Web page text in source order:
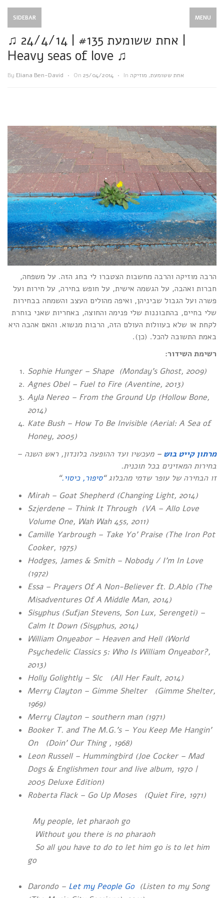
SIDEBAR MENU
♫ אחת ששומעת #135 | 24/4/14 |
Heavy seas of love ♫
By Eliana Ben-David • On 25/04/2014 • In אחת ששומעת, מוזיקה
הרבה מוזיקה והרבה מחשבות הצטברו לי בחג הזה. על משפחה,
חברות ואהבה, על הגשמה אישית, על חופש בחירה, על חירות ועל
פשרה ועל הגבול שביניהן, ואיפה מהולים העצב והשמחה בבחירות
שלי בחיים, בהתבוננות שלי פנימה והחוצה, באחריות שאני בוחרת
לקחת או שלא בעוולות העולם הזה, הרבות מנשוא. והאם אהבה היא
באמת התשובה להכל. (כן).
רשימת השידור:
Sophie Hunger – Shape (Monday’s Ghost, 2009)
Agnes Obel – Fuel to Fire (Aventine, 2013)
Ayla Nereo – From the Ground Up (Hollow Bone,
2014)
Kate Bush – How To Be Invisible (Aerial: A Sea of
Honey, 2005)
מרתון קייט בוש – מעכשיו ועד ההופעה בלונדון, ראש השנה –
בחירות המאזינים בכל תוכנית.
זו הבחירה של עופר שדמי מהבלוג “סיפור, כיסוי.“
Mirah – Goat Shepherd (Changing Light, 2014)
Szjerdene – Think It Through (VA – Allo Love
Volume One, Wah Wah 45s, 2011)
Camille Yarbrough – Take Yo’ Praise (The Iron Pot
Cooker, 1975)
Hodges, James & Smith – Nobody / I’m In Love
(1972)
Essa – Prayers Of A Non-Believer ft. D.Ablo (The
Misadventures Of A Middle Man, 2014)
Sisyphus (Sufjan Stevens, Son Lux, Serengeti) –
Calm It Down (Sisyphus, 2014)
William Onyeabor – Heaven and Hell (World
Psychedelic Classics 5: Who Is William Onyeabor?,
2013)
Holly Golightly – Slc (All Her Fault, 2014)
Merry Clayton – Gimme Shelter (Gimme Shelter,
1969)
Merry Clayton – southern man (1971)
Booker T. and The M.G.’s – You Keep Me Hangin’
On (Doin’ Our Thing , 1968)
Leon Russell – Hummingbird (Joe Cocker – Mad
Dogs & Englishmen tour and live album, 1970 |
2005 Deluxe Edition)
Roberta Flack – Go Up Moses (Quiet Fire, 1971)
My people, let pharaoh go
Without you there is no pharaoh
So all you have to do to let him go is to let him
go
Darondo – Let my People Go(Listen to my Song